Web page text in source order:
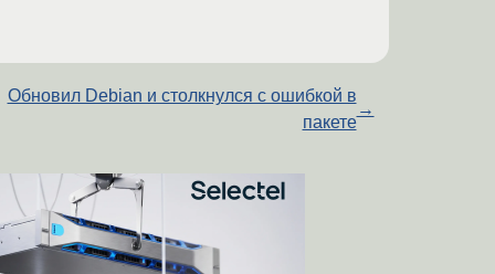
Обновил Debian и столкнулся с ошибкой в
пакете
→